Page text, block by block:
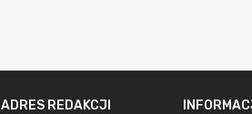
ADRES REDAKCJI